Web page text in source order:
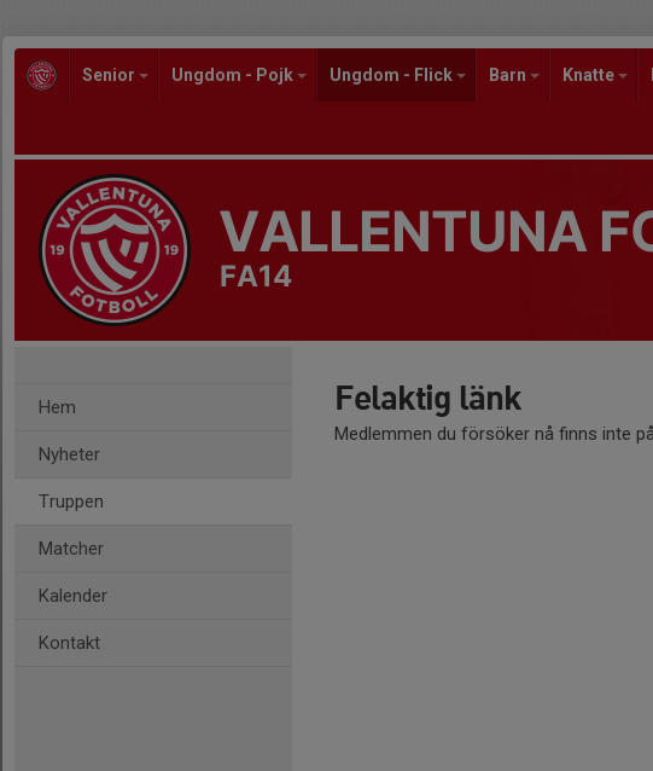
Senior Ungdom - Pojk Ungdom - Flick Barn Knatte
VALLENTUNA
FA14
Hem
Nyheter
Truppen
Matcher
Kalender
Kontakt
Felaktig länk
Medlemmen du försöker nå finns inte